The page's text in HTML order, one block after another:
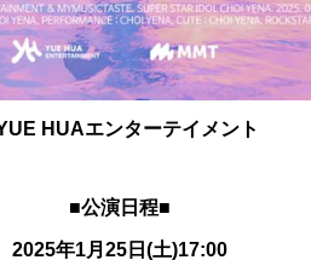
HUAエンターテイメント
■公演日程■
2025年1月25日(土)17:00